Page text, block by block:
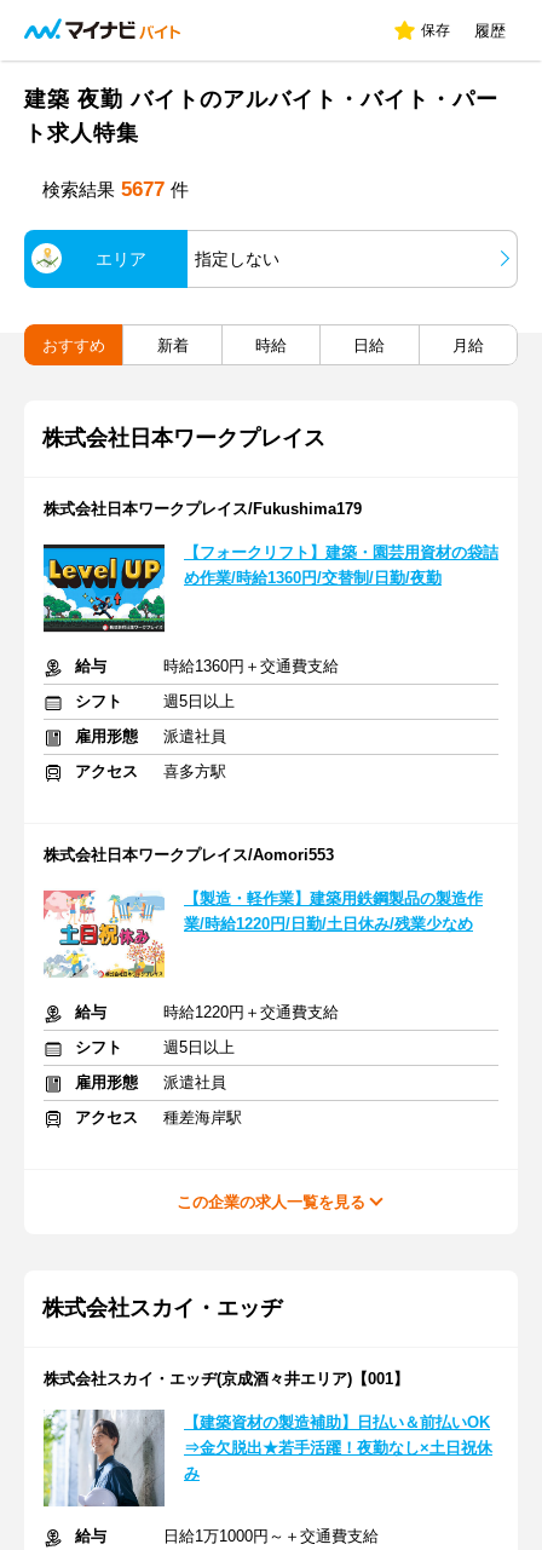
保存 履歴
建築 夜勤 バイトのアルバイト・バイト・パー
ト求人特集
検索結果 5677 件
エリア 指定しない
おすすめ 新着 時給 日給 月給
株式会社日本ワークプレイス
株式会社日本ワークプレイス/Fukushima179
【フォークリフト】建築・園芸用資材の袋詰
め作業/時給1360円/交替制/日勤/夜勤
給与
時給1360円＋交通費支給
シフト
週5日以上
雇用形態
派遣社員
アクセス
喜多方駅
株式会社日本ワークプレイス/Aomori553
【製造・軽作業】建築用鉄鋼製品の製造作
業/時給1220円/日勤/土日休み/残業少なめ
給与
時給1220円＋交通費支給
シフト
週5日以上
雇用形態
派遣社員
アクセス
種差海岸駅
この企業の求人一覧を見る
株式会社スカイ・エッヂ
株式会社スカイ・エッヂ(京成酒々井エリア)【001】
【建築資材の製造補助】日払い＆前払いOK
⇒金欠脱出★若手活躍！夜勤なし×土日祝休
み
給与
日給1万1000円～＋交通費支給